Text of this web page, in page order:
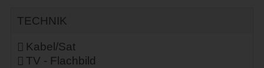
TECHNIK
Kabel/Sat
TV - Flachbild